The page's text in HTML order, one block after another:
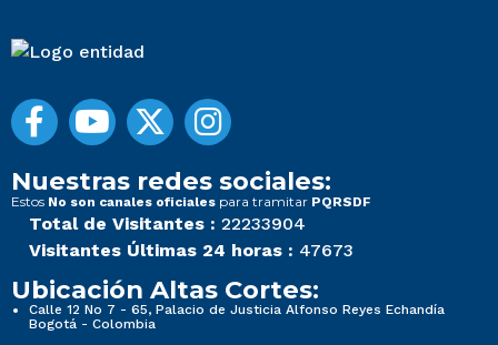
Nuestras redes sociales:
Estos No son canales oficiales para tramitar PQRSDF
Total de Visitantes : 22233904
Visitantes Últimas 24 horas : 47673
Ubicación Altas Cortes:
Calle 12 No 7 - 65, Palacio de Justicia Alfonso Reyes Echandía
Bogotá - Colombia